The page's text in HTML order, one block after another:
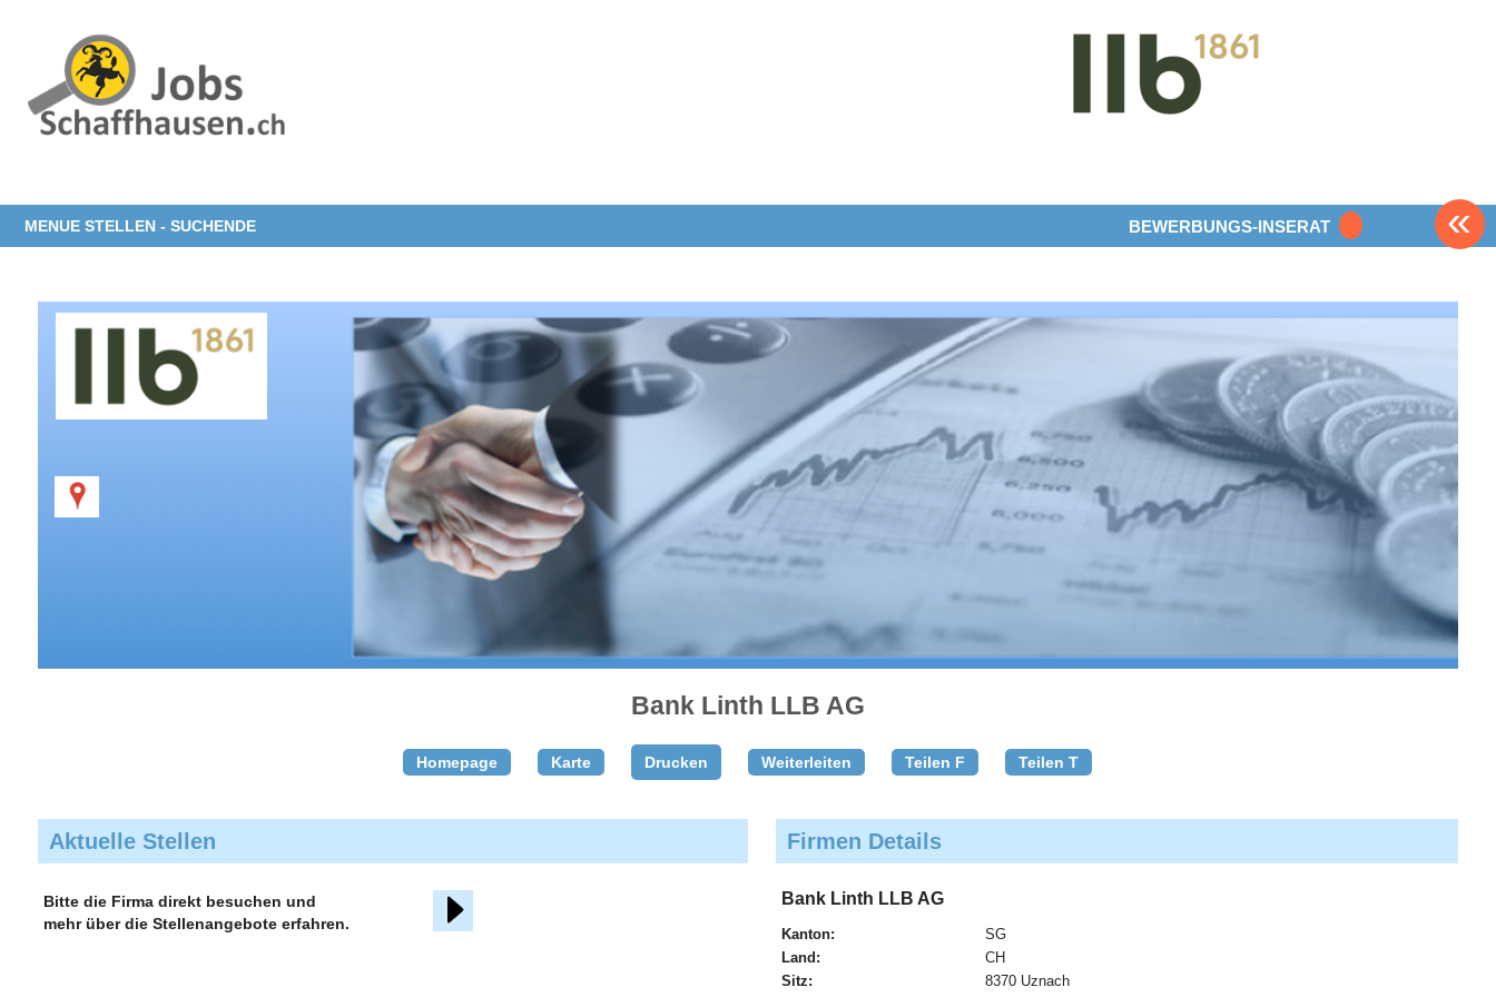
MENUE STELLEN - SUCHENDE BEWERBUNGS-INSERAT «
Bank Linth LLB AG
Homepage Karte Drucken Weiterleiten Teilen F Teilen T
Aktuelle Stellen
Bitte die Firma direkt besuchen und
mehr über die Stellenangebote erfahren.
Firmen Details
Bank Linth LLB AG
Kanton:
SG
Land:
CH
Sitz:
8370 Uznach